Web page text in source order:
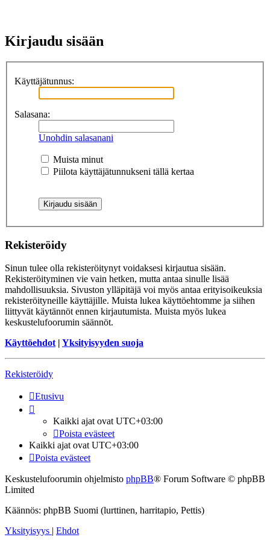
Kirjaudu sisään
Käyttäjätunnus:
Salasana:
Unohdin salasanani
Muista minut
Piilota käyttäjätunnukseni tällä kertaa
Rekisteröidy
Sinun tulee olla rekisteröitynyt voidaksesi kirjautua sisään.
Rekisteröityminen vie vain hetken, mutta antaa sinulle lisää
mahdollisuuksia. Sivuston ylläpitäjä voi myös antaa erityisoikeuksia
rekisteröityneille käyttäjille. Muista lukea käyttöehtomme ja siihen
liittyvät käytännöt ennen kirjautumista. Muista myös lukea
keskustelufoorumin säännöt.
Käyttöehdot | Yksityisyyden suoja
Rekisteröidy
Etusivu
Kaikki ajat ovat UTC+03:00
Poista evästeet
Kaikki ajat ovat UTC+03:00
Poista evästeet
Keskustelufoorumin ohjelmisto phpBB® Forum Software © phpBB
Limited
Käännös: phpBB Suomi (lurttinen, harritapio, Pettis)
Yksityisyys | Ehdot